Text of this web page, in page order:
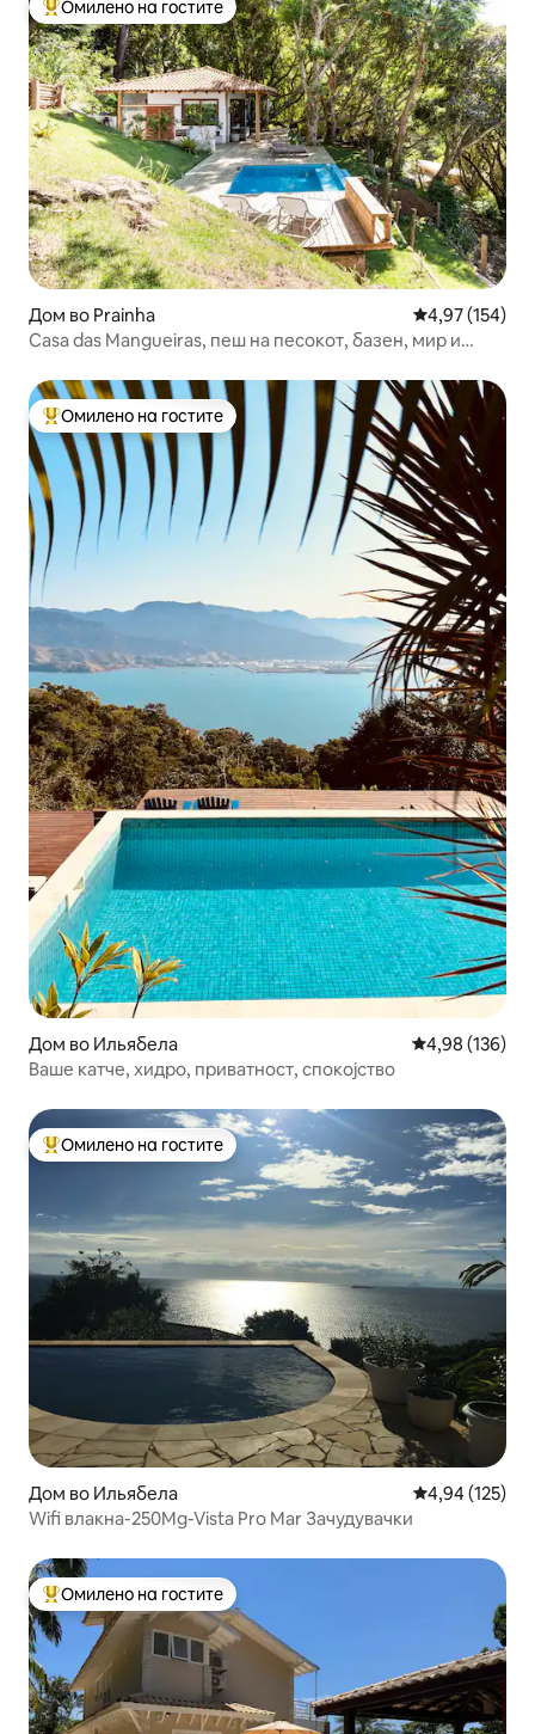
Меѓу најуспешните „Омилени на гостите“
Омилено на гостите
Дом во Prainha Просечна
4,97 (154)
Casa das Mangueiras, пеш на песокот, базен, мир и
Меѓу најуспешните „Омилени на гостите“
Омилено на гостите
Дом во Ильябела Просечна
4,98 (136)
Ваше катче, хидро, приватност, спокојство
Меѓу најуспешните „Омилени на гостите“
Омилено на гостите
Дом во Ильябела Просечна
4,94 (125)
Wifi влакна-250Mg-Vista Pro Mar Зачудувачки
Меѓу најуспешните „Омилени на гостите“
Омилено на гостите